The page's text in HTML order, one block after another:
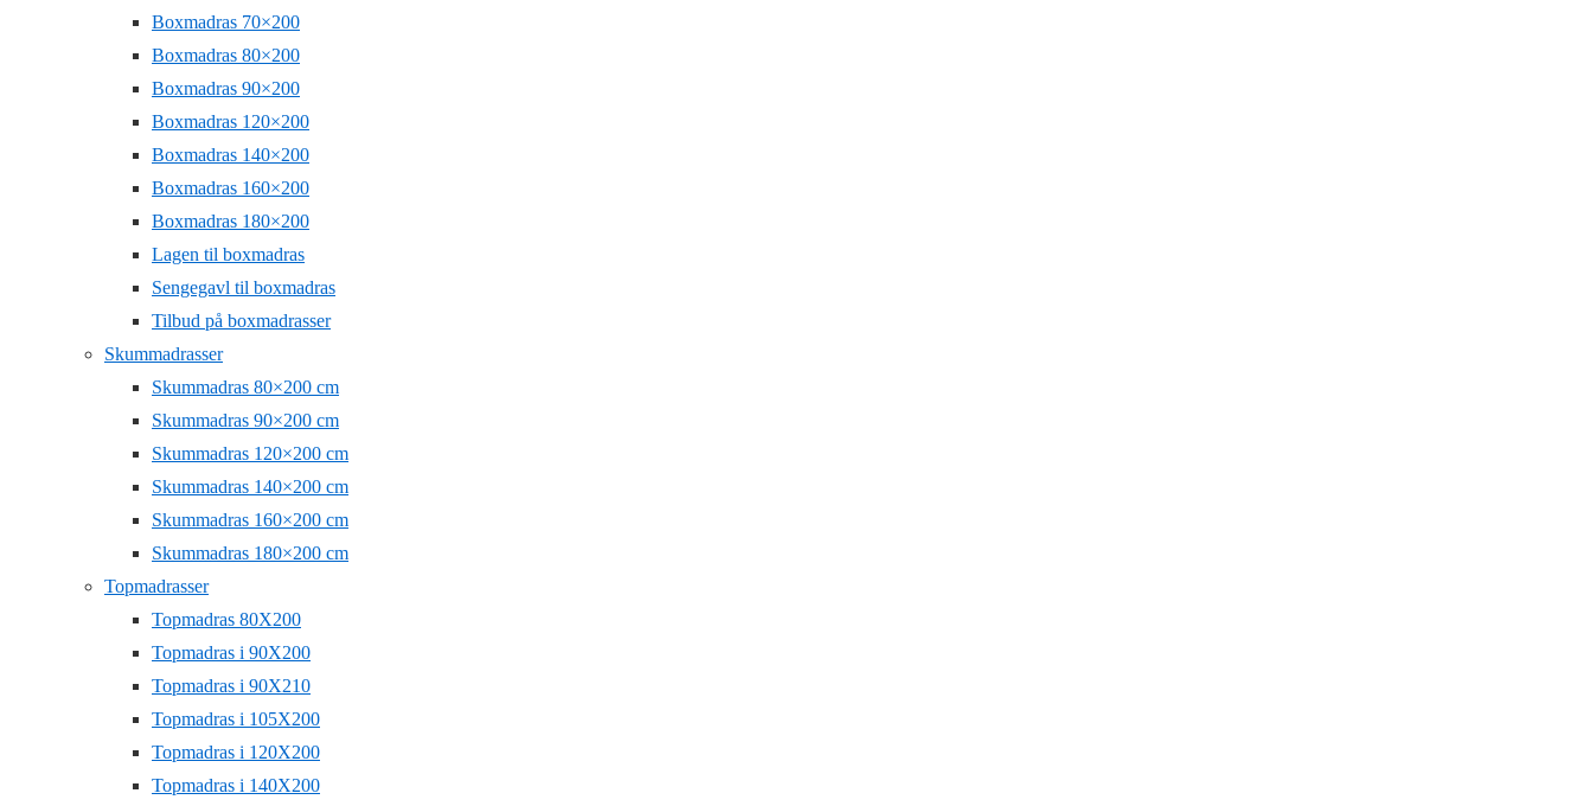
Boxmadras 70×200
Boxmadras 80×200
Boxmadras 90×200
Boxmadras 120×200
Boxmadras 140×200
Boxmadras 160×200
Boxmadras 180×200
Lagen til boxmadras
Sengegavl til boxmadras
Tilbud på boxmadrasser
Skummadrasser
Skummadras 80×200 cm
Skummadras 90×200 cm
Skummadras 120×200 cm
Skummadras 140×200 cm
Skummadras 160×200 cm
Skummadras 180×200 cm
Topmadrasser
Topmadras 80X200
Topmadras i 90X200
Topmadras i 90X210
Topmadras i 105X200
Topmadras i 120X200
Topmadras i 140X200